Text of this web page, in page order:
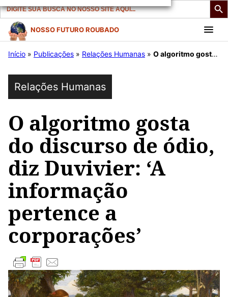
for:
Pular
para
conteúdo
NOSSO FUTURO ROUBADO
Início » Publicações » Relações Humanas » O algoritmo gosta do discurso de ódio, diz Duvivier: ‘A informação pertence a corporações’
Relações Humanas
O algoritmo gosta
do discurso de ódio,
diz Duvivier: ‘A
informação
pertence a
corporações’